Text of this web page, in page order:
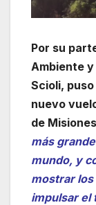
Por su
Ambiente
Scioli,
nuevo
de
más
mundo, y
mostrar
impulsar el